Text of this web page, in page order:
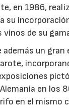
en 1986,
su
vinos de su
además un gran
en los
en el mismo